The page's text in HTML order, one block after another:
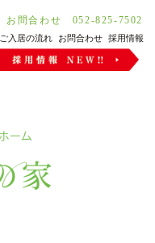
お問合わせ 052-825-7502
ご入居の流れ お問合わせ 採用情報